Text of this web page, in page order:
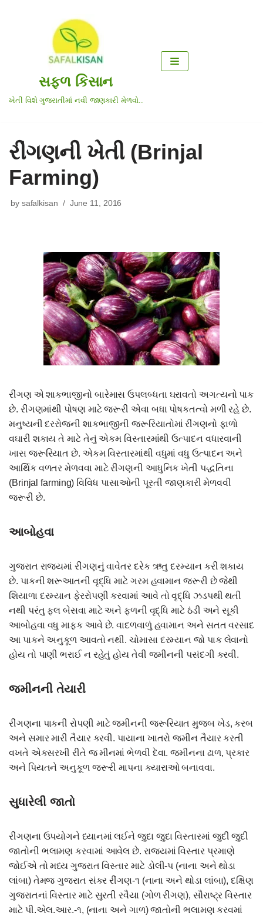
સફળ કિસાન
ખેતી વિશે ગુજરાતીમાં નવી જાણકારી મેળવો..
રીંગણની ખેતી (Brinjal
Farming)
by safalkisan June 11, 2016
રીંગણ એ શાકભાજીનો બારેમાસ ઉપલબ્ધતા ઘરાવતો અગત્યનો પાક
છે. રીંગણમાંથી પોષણ માટે જરૂરી એવા બધા પોષકતત્વો મળી રહે છે.
મનુષ્યની દરરોજની શાકભાજીની જરૂરિયાતોમાં રીંગણનો ફાળો
વઘારી શકાય તે માટે તેનું એકમ વિસ્તારમાંથી ઉત્પાદન વધારવાની
ખાસ જરૂરિયાત છે. એકમ વિસ્તારમાંથી વધુમાં વધુ ઉત્પાદન અને
આર્થિક વળતર મેળવવા માટે રીંગણની આધુનિક ખેતી પદ્ધતિના
(Brinjal farming) વિવિધ પાસાઓની પૂરતી જાણકારી મેળવવી
જરૂરી છે.
આબોહવા
ગુજરાત રાજ્યમાં રીંગણનું વાવેતર દરેક ઋતુ દરમ્યાન કરી શકાય
છે. પાકની શરૂઆતની વૃદ્ધિ માટે ગરમ હવામાન જરૂરી છે જેથી
શિયાળા દરમ્યાન ફેરરોપણી કરવામાં આવે તો વૃદ્ધિ ઝડપથી થતી
નથી પરંતુ ફલ બેસવા માટે અને ફળની વૃદ્ધિ માટે ઠંડી અને સૂકી
આબોહવા વધુ માફક આવે છે. વાદળવાળું હવામાન અને સતત વરસાદ
આ પાકને અનુકૂળ આવતો નથી. ચોમાસા દરમ્યાન જો પાક લેવાનો
હોય તો પાણી ભરાઈ ન રહેતું હોય તેવી જમીનની પસંદગી કરવી.
જમીનની તેયારી
રીંગણના પાકની રોપણી માટે જમીનની જરૂરિયાત મુજબ ખેડ, કરબ
અને સમાર મારી તૈયાર કરવી. પાયાના ખાતરો જમીન તૈયાર કરતી
વખતે એકસરખી રીતે જ મીનમાં ભેળવી દેવા. જમીનના ઢાળ, પ્રકાર
અને પિયતને અનુકૂળ જરૂરી માપના ક્યારાઓ બનાવવા.
સુધારેલી જાતો
રીંગણના ઉપયોગને ધ્યાનમાં લઈને જુદા જુદા વિસ્તારમાં જુદી જુદી
જાતોની ભલામણ કરવામાં આવેલ છે. રાજ્યમાં વિસ્તાર પ્રમાણે
જોઈએ તો મધ્ય ગુજરાત વિસ્તાર માટે ડોલી-પ (નાના અને થોડા
લાંબા) તેમજ ગુજરાત સંકર રીંગણ-૧ (નાના અને થોડા લાંબા), દક્ષિણ
ગુજરાતનાં વિસ્તાર માટે સુરતી રવૈયા (ગોળ રીંગણ), સૌરાષ્ટ્ર વિસ્તાર
માટે પી.એલ.આર.-૧, (નાના અને ગાળ) જાતોની ભલામણ કરવમાં